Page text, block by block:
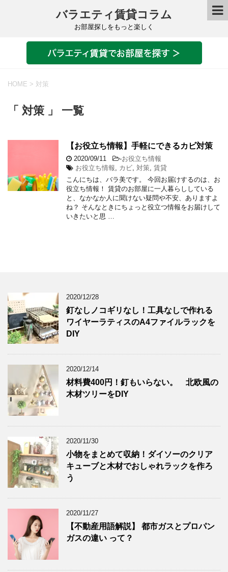
バラエティ賃貸コラム
お部屋探しをもっと楽しく
HOME > 対策
「 対策 」 一覧
【お役立ち情報】手軽にできるカビ対策
2020/09/11 -お役立ち情報
お役立ち情報
カビ 対策 賃貸
こんにちは、バラ美です。 今回お届けするのは、お
役立ち情報！ 賃貸のお部屋に一人暮らししている
と、なかなか人に聞けない疑問や不安、ありますよ
ね？ そんなときにちょっと役立つ情報をお届けして
いきたいと思 …
2020/12/28
釘なしノコギリなし！工具なしで作れる
ワイヤーラティスのA4ファイルラックを
DIY
2020/12/14
材料費400円！釘もいらない。 北欧風の
木材ツリーをDIY
2020/11/30
小物をまとめて収納！ダイソーのクリア
キューブと木材でおしゃれラックを作ろ
う
2020/11/27
【不動産用語解説】 都市ガスとプロパン
ガスの違い って？